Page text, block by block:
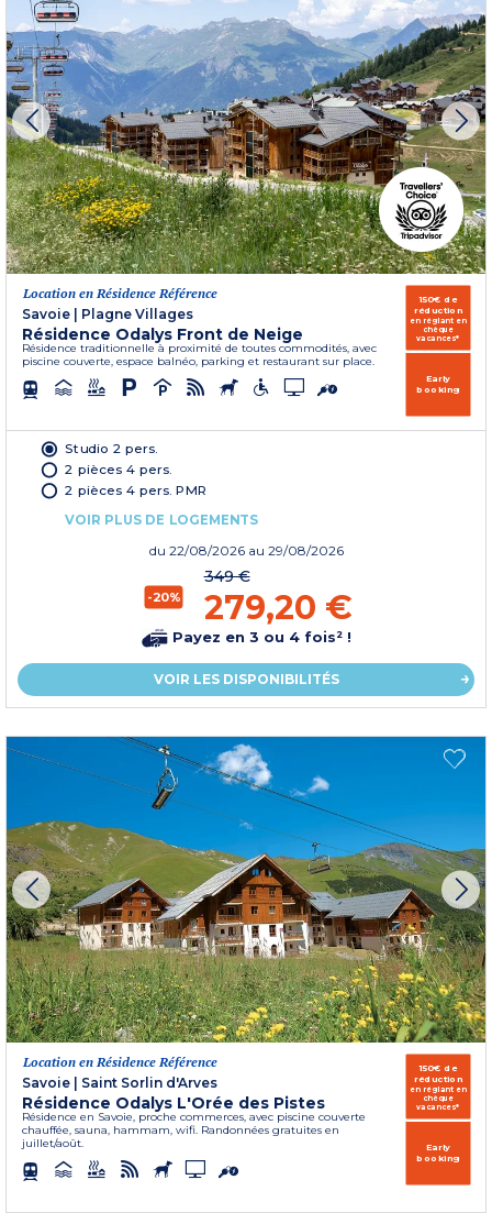
Location en Résidence Référence
Savoie
Plagne Villages
Résidence Odalys Front de Neige
Résidence traditionnelle à proximité de toutes commodités, avec
piscine couverte, espace balnéo, parking et restaurant sur place.
150€ de
réduction
en réglant en
chèque
vacances*
Early
booking
Studio 2 pers.
2 pièces 4 pers.
2 pièces 4 pers. PMR
VOIR PLUS DE LOGEMENTS
du 22/08/2026 au 29/08/2026
-20%
349 €
279,20 €
Payez en 3 ou 4 fois² !
VOIR LES DISPONIBILITÉS
Location en Résidence Référence
Savoie
Saint Sorlin d'Arves
Résidence Odalys L'Orée des Pistes
Résidence en Savoie, proche commerces, avec piscine couverte
chauffée, sauna, hammam, wifi. Randonnées gratuites en
juillet/août.
150€ de
réduction
en réglant en
chèque
vacances*
Early
booking